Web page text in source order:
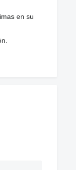
en su